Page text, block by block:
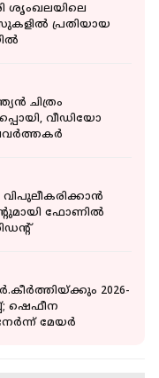
ശൃംഖലയിലെ
പ്രതിയായ
ചിത്രം
വീഡിയോ
ഫോണിൽ
2026-
ഷെഫീന
മേയര്‍